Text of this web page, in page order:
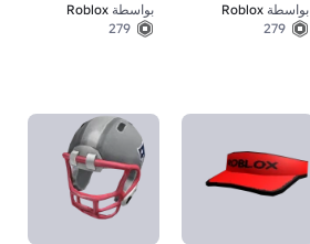
بواسطة Roblox
279
بواسطة Roblox
279